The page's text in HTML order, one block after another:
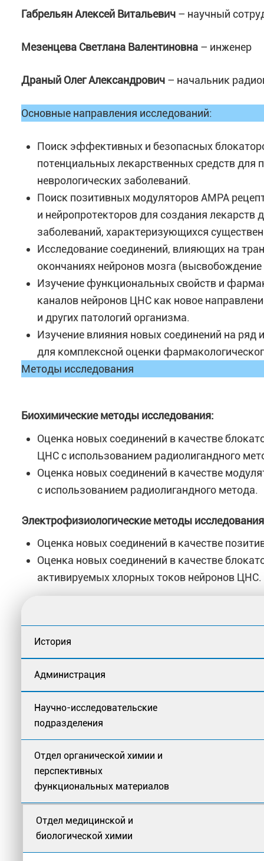
Габрельян Алексей Витальевич – научный
Мезенцева Светлана Валентиновна – инженер
Драный Олег Александрович – начальник
Основные направления исследований:
Поиск эффективных и безопасных
потенциальных лекарственных средств для
неврологических заболеваний.
Поиск позитивных модуляторов АМРА
и нейропротекторов для создания
заболеваний, характеризующихся
Исследование соединений, влияющих на
окончаниях нейронов мозга
Изучение функциональных свойств и
каналов нейронов ЦНС как новое
и других патологий организма.
Изучение влияния новых соединений на
для комплексной оценки
Методы исследования
Биохимические методы исследования:
Оценка новых соединений в качестве
ЦНС с использованием радиолигандного
Оценка новых соединений в качестве
с использованием радиолигандного метода.
Электрофизиологические методы
Оценка новых соединений в качестве
Оценка новых соединений в качестве
активируемых хлорных токов нейронов ЦНС.
История
Администрация
Научно-исследовательские
подразделения
Отдел органической химии и
перспективных
функциональных материалов
Отдел медицинской и
биологической химии